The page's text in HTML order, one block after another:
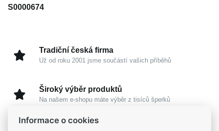
S0000674
Tradiční česká firma
Už od roku 2001 jsme součástí vašich příběhů
Široký výběr produktů
Na našem e-shopu máte výběr z tisíců šperků
Informace o cookies